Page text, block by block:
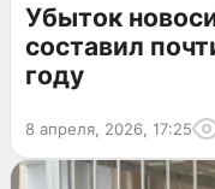
Убыток
составил
году
8 апреля, 2026, 17:25